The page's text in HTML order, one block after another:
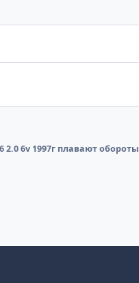
2.0 6v 1997г плавают обороты